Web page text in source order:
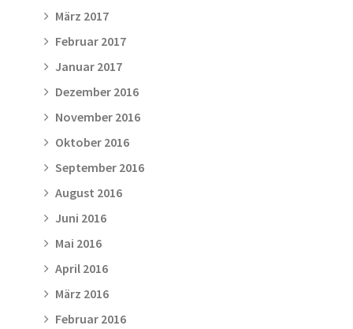
März 2017
Februar 2017
Januar 2017
Dezember 2016
November 2016
Oktober 2016
September 2016
August 2016
Juni 2016
Mai 2016
April 2016
März 2016
Februar 2016